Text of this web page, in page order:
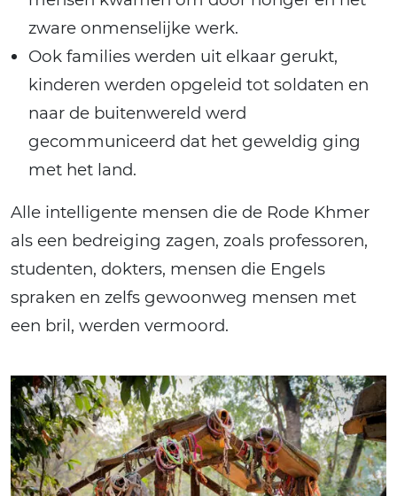
zware onmenselijke werk.
Ook families werden uit elkaar gerukt,
kinderen werden opgeleid tot soldaten en
naar de buitenwereld werd
gecommuniceerd dat het geweldig ging
met het land.
Alle intelligente mensen die de Rode Khmer
als een bedreiging zagen, zoals professoren,
studenten, dokters, mensen die Engels
spraken en zelfs gewoonweg mensen met
een bril, werden vermoord.